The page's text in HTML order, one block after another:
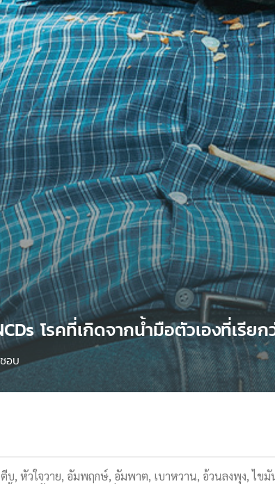
โรคที่เกิดจากน้ำมือตัวเองที่เรี
อบ
บ, หัวใจวาย, อัมพฤกษ์, อัมพาต, เบาหวาน, อ้วนลงพุง, ไขมั